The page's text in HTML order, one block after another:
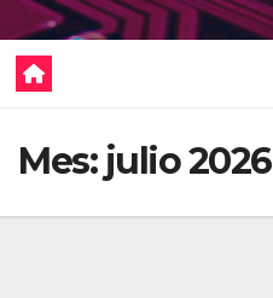
Mes: julio 2026